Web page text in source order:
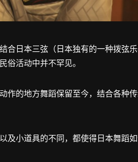
合日本三弦（日本独有的一种拨弦
俗活动中并不罕见。
作的地方舞蹈保留至今，结合各种
及小道具的不同，都使得日本舞蹈如